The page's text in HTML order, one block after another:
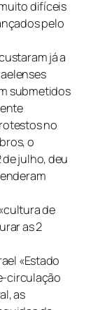
difíceis
pelo
já a
submetidos
no
o
julho, deu
de
as 2
«Estado
circulação
as